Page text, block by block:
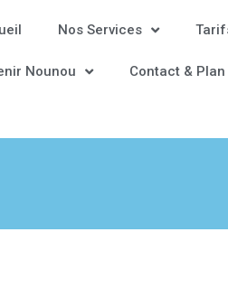
Nos Services
Nounou Contact & Plan